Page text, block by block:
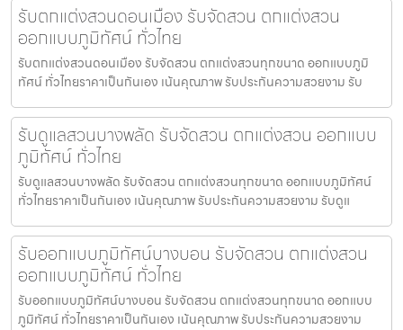
รับตกแต่งสวนดอนเมือง รับจัดสวน ตกแต่งสวน
ออกแบบภูมิทัศน์ ทั่วไทย
รับตกแต่งสวนดอนเมือง รับจัดสวน ตกแต่งสวนทุกขนาด ออกแบบภูมิ
ทัศน์ ทั่วไทยราคาเป็นกันเอง เน้นคุณภาพ รับประกันความสวยงาม รับ
รับดูแลสวนบางพลัด รับจัดสวน ตกแต่งสวน ออกแบบ
ภูมิทัศน์ ทั่วไทย
รับดูแลสวนบางพลัด รับจัดสวน ตกแต่งสวนทุกขนาด ออกแบบภูมิทัศน์
ทั่วไทยราคาเป็นกันเอง เน้นคุณภาพ รับประกันความสวยงาม รับดูแ
รับออกแบบภูมิทัศน์บางบอน รับจัดสวน ตกแต่งสวน
ออกแบบภูมิทัศน์ ทั่วไทย
รับออกแบบภูมิทัศน์บางบอน รับจัดสวน ตกแต่งสวนทุกขนาด ออกแบบ
ภูมิทัศน์ ทั่วไทยราคาเป็นกันเอง เน้นคุณภาพ รับประกันความสวยงาม